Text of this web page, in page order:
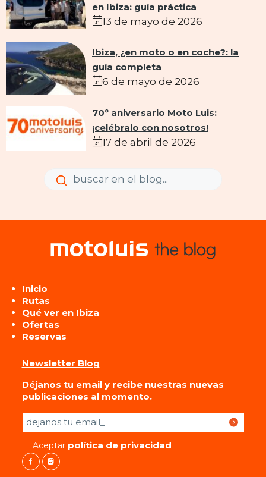
en Ibiza: guía práctica
13 de mayo de 2026
Ibiza, ¿en moto o en coche?: la
guía completa
6 de mayo de 2026
70º aniversario Moto Luis:
¡celébralo con nosotros!
17 de abril de 2026
Enviar
Enviar
Inicio
Rutas
Qué ver en Ibiza
Ofertas
Reservas
Newsletter Blog
Déjanos tu email y recibe nuestras nuevas
publicaciones al momento.
Por favor, deja este campo vacío.
Aceptar política de privacidad